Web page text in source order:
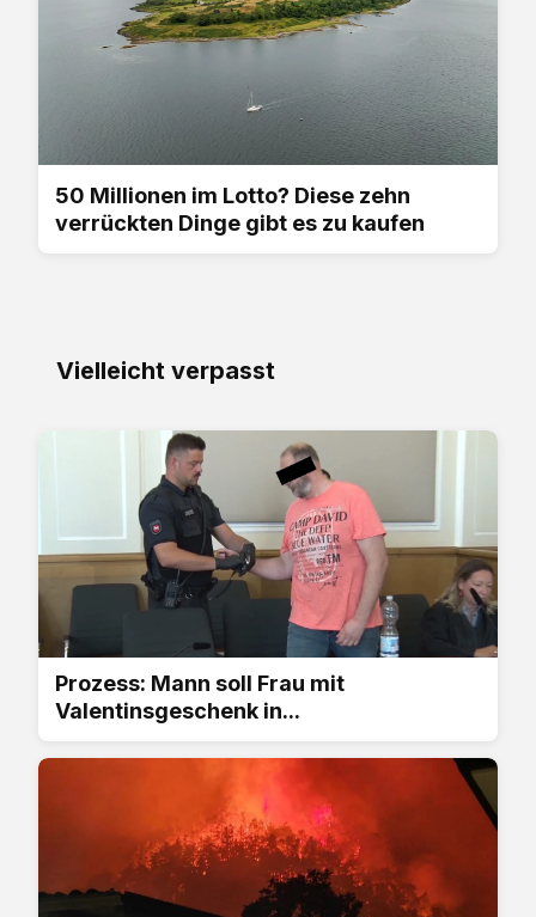
50 Millionen im Lotto? Diese zehn
verrückten Dinge gibt es zu kaufen
Vielleicht verpasst
Prozess: Mann soll Frau mit
Valentinsgeschenk in...